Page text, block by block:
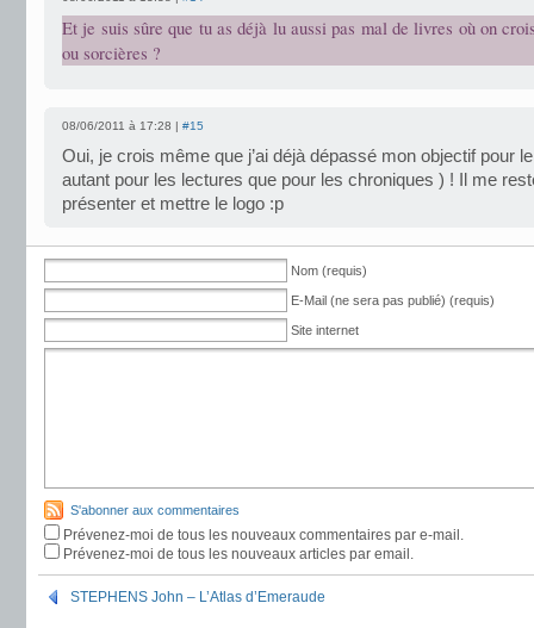
Et je suis sûre que tu as déjà lu aussi pas mal de livres où on
ou sorcières ?
08/06/2011 à 17:28 | #15
Oui, je crois même que j’ai déjà dépassé mon objectif pour
autant pour les lectures que pour les chroniques ) ! Il me
présenter et mettre le logo :p
Nom (requis)
E-Mail (ne sera pas publié) (requis)
Site internet
S'abonner aux commentaires
Prévenez-moi de tous les nouveaux commentaires par e-mail.
Prévenez-moi de tous les nouveaux articles par email.
STEPHENS John – L’Atlas d’Emeraude